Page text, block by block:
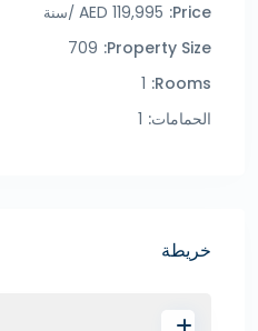
Price:
119,995 AED /سنة
Property Size:
709
Rooms:
1
الحمامات: 1
خريطة